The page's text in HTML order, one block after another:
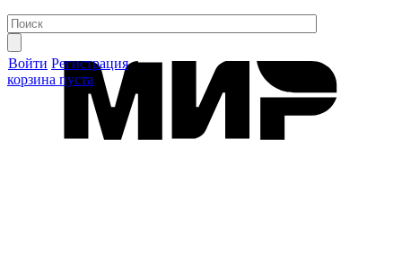
Войти Регистрация
корзина пуста